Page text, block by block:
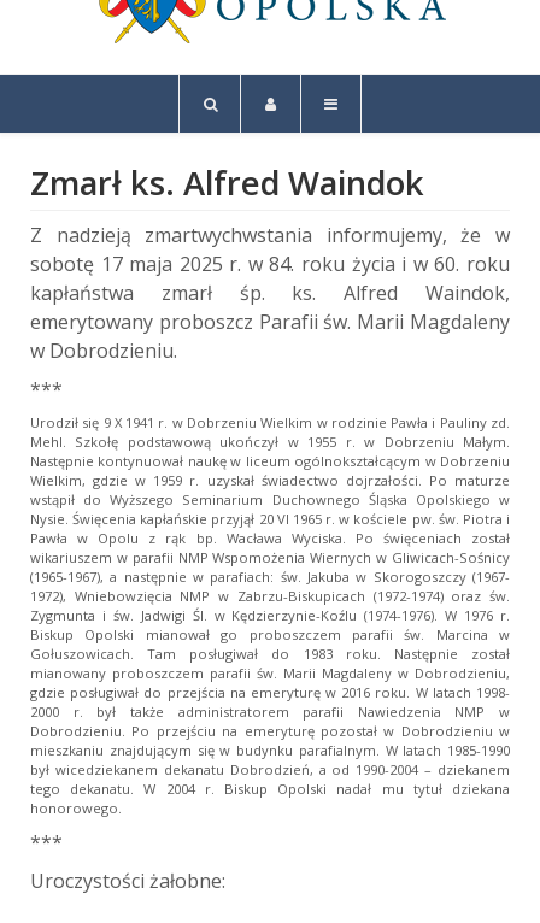
Zmarł ks. Alfred Waindok
Z nadzieją zmartwychwstania informujemy, że w
sobotę 17 maja 2025 r. w 84. roku życia i w 60. roku
kapłaństwa zmarł śp. ks. Alfred Waindok,
emerytowany proboszcz Parafii św. Marii Magdaleny
w Dobrodzieniu.
***
Urodził się 9 X 1941 r. w Dobrzeniu Wielkim w rodzinie Pawła i Pauliny zd.
Mehl. Szkołę podstawową ukończył w 1955 r. w Dobrzeniu Małym.
Następnie kontynuował naukę w liceum ogólnokształcącym w Dobrzeniu
Wielkim, gdzie w 1959 r. uzyskał świadectwo dojrzałości. Po maturze
wstąpił do Wyższego Seminarium Duchownego Śląska Opolskiego w
Nysie. Święcenia kapłańskie przyjął 20 VI 1965 r. w kościele pw. św. Piotra i
Pawła w Opolu z rąk bp. Wacława Wyciska. Po święceniach został
wikariuszem w parafii NMP Wspomożenia Wiernych w Gliwicach-Sośnicy
(1965-1967), a następnie w parafiach: św. Jakuba w Skorogoszczy (1967-
1972), Wniebowzięcia NMP w Zabrzu-Biskupicach (1972-1974) oraz św.
Zygmunta i św. Jadwigi Śl. w Kędzierzynie-Koźlu (1974-1976). W 1976 r.
Biskup Opolski mianował go proboszczem parafii św. Marcina w
Gołuszowicach. Tam posługiwał do 1983 roku. Następnie został
mianowany proboszczem parafii św. Marii Magdaleny w Dobrodzieniu,
gdzie posługiwał do przejścia na emeryturę w 2016 roku. W latach 1998-
2000 r. był także administratorem parafii Nawiedzenia NMP w
Dobrodzieniu. Po przejściu na emeryturę pozostał w Dobrodzieniu w
mieszkaniu znajdującym się w budynku parafialnym. W latach 1985-1990
był wicedziekanem dekanatu Dobrodzień, a od 1990-2004 – dziekanem
tego dekanatu. W 2004 r. Biskup Opolski nadał mu tytuł dziekana
honorowego.
***
Uroczystości żałobne: